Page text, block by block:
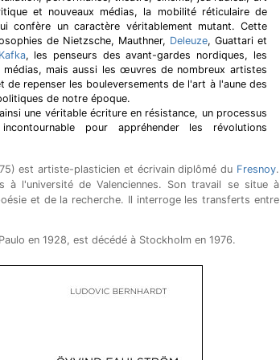
et nouveaux médias, la mobilité réticulaire de
confère un caractère véritablement mutant. Cette
de Nietzsche, Mauthner, Deleuze, Guattari et
, les penseurs des avant-gardes nordiques, les
mais aussi les œuvres de nombreux artistes
de repenser les bouleversements de l'art à l'aune des
de notre époque.
une véritable écriture en résistance, un processus
pour appréhender les révolutions
est artiste-plasticien et écrivain diplômé du Fresnoy.
à l'université de Valenciennes. Son travail se situe à
et de la recherche. Il interroge les transferts entre
en 1928, est décédé à Stockholm en 1976.